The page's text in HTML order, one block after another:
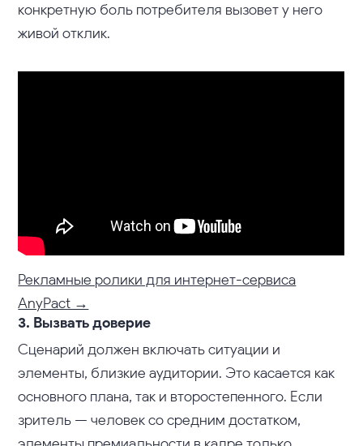
конкретную боль потребителя вызовет у него
живой отклик.
Рекламные ролики для интернет-сервиса
AnyPact →
3. Вызвать доверие
Сценарий должен включать ситуации и
элементы, близкие аудитории. Это касается как
основного плана, так и второстепенного. Если
зритель — человек со средним достатком,